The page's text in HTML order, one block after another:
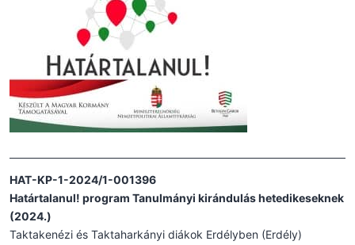
HAT-KP-1-2024/1-001396
Határtalanul! program Tanulmányi kirándulás hetedikeseknek
(2024.)
Taktakenézi és Taktaharkányi diákok Erdélyben (Erdély)